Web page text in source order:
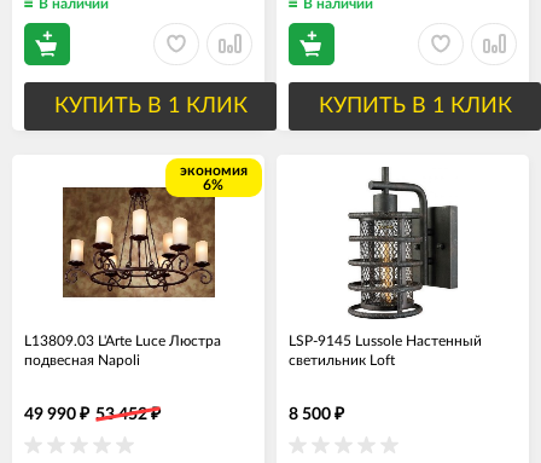
В наличии
КУПИТЬ В 1 КЛИК
В наличии
КУПИТЬ В 1 КЛИК
экономия
6%
L13809.03 L'Arte Luce Люстра
подвесная Napoli
49 990 ₽ 53 452₽
LSP-9145 Lussole Настенный
светильник Loft
8 500 ₽